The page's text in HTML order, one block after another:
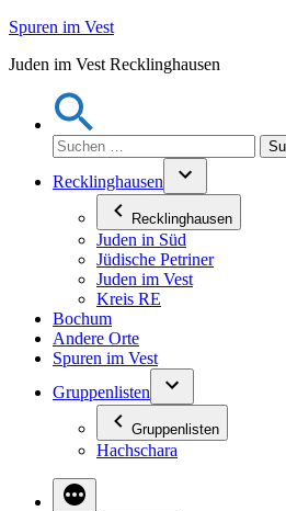
Zum
springen
Spuren im Vest
Juden im Vest Recklinghausen
Suchen
nach:
Recklinghausen
Recklinghausen
Juden in Süd
Jüdische Petriner
Juden im Vest
Kreis RE
Bochum
Andere Orte
Spuren im Vest
Gruppenlisten
Gruppenlisten
Hachschara